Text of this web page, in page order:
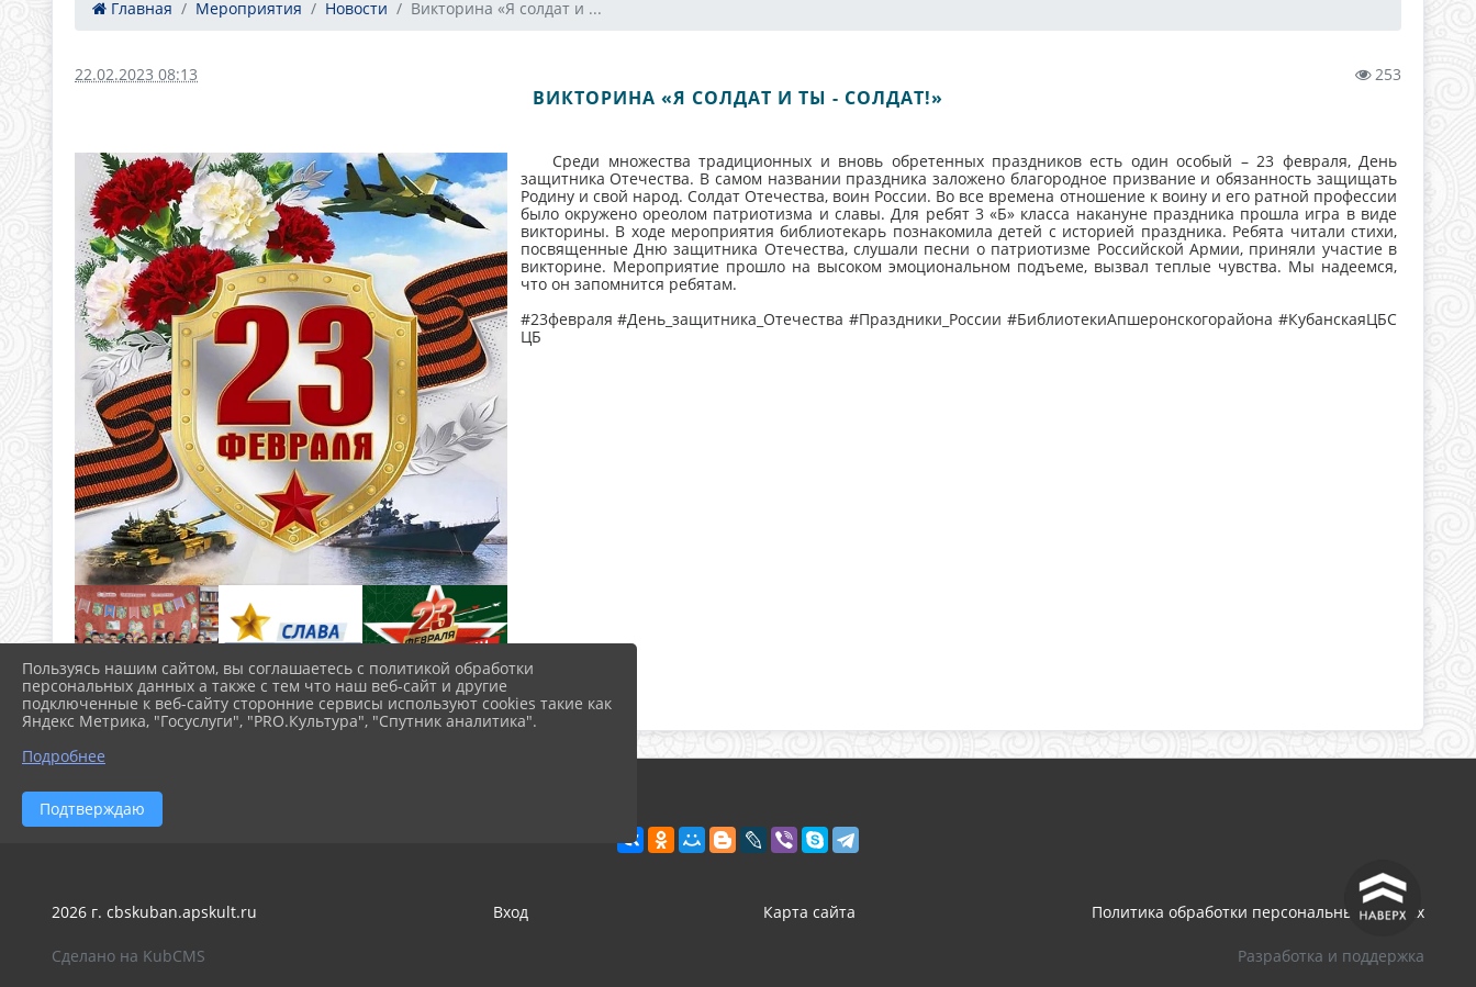
Главная Мероприятия Новости Викторина «Я солдат и ...
22.02.2023 08:13 253
ВИКТОРИНА «Я СОЛДАТ И ТЫ - СОЛДАТ!»
Среди множества традиционных и вновь обретенных праздников есть один особый – 23 февраля, День
защитника Отечества. В самом названии праздника заложено благородное призвание и обязанность защищать
Родину и свой народ. Солдат Отечества, воин России. Во все времена отношение к воину и его ратной профессии
было окружено ореолом патриотизма и славы. Для ребят 3 «Б» класса накануне праздника прошла игра в виде
викторины. В ходе мероприятия библиотекарь познакомила детей с историей праздника. Ребята читали стихи,
посвященные Дню защитника Отечества, слушали песни о патриотизме Российской Армии, приняли участие в
викторине. Мероприятие прошло на высоком эмоциональном подъеме, вызвал теплые чувства. Мы надеемся,
что он запомнится ребятам.
#23февраля #День_защитника_Отечества #Праздники_России #БиблиотекиАпшеронскогорайона #КубанскаяЦБС
ЦБ
^
2026 г. cbskuban.apskult.ru Вход Карта сайта Политика обработки персональных данных
Сделано на KubCMS Разработка и поддержка
Пользуясь нашим сайтом, вы соглашаетесь с политикой обработки
персональных данных а также с тем что наш веб-сайт и другие
подключенные к веб-сайту сторонние сервисы используют cookies такие как
Яндекс Метрика, "Госуслуги", "PRO.Культура", "Спутник аналитика".
Подробнее
Подтверждаю